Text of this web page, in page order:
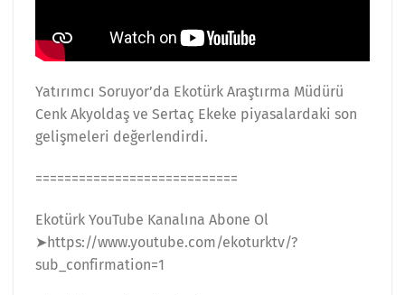
Yatırımcı Soruyor’da Ekotürk Araştırma Müdürü
Cenk Akyoldaş ve Sertaç Ekeke piyasalardaki son
gelişmeleri değerlendirdi.
============================
Ekotürk YouTube Kanalına Abone Ol
➤https://www.youtube.com/ekoturktv/?
sub_confirmation=1